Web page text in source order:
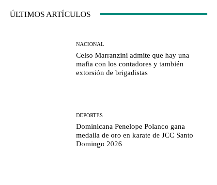
ÚLTIMOS ARTÍCULOS
NACIONAL
Celso Marranzini admite que hay una
mafia con los contadores y también
extorsión de brigadistas
DEPORTES
Dominicana Penelope Polanco gana
medalla de oro en karate de JCC Santo
Domingo 2026